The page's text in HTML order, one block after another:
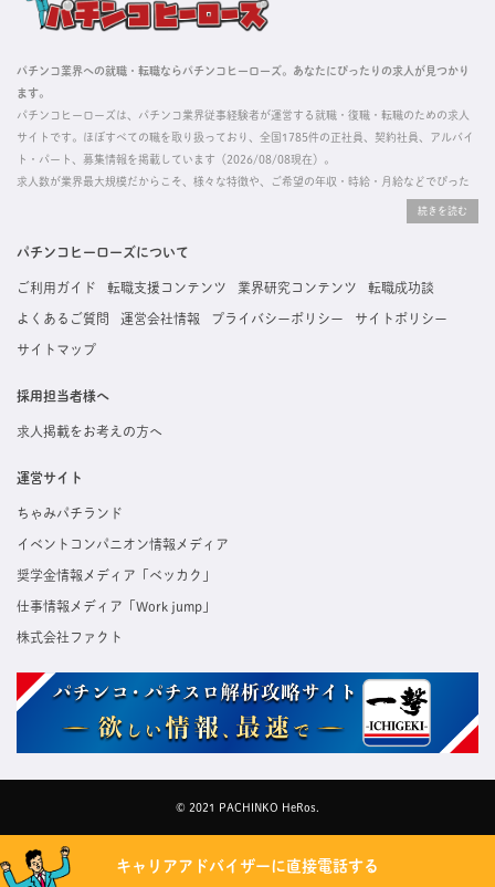
パチンコ業界への就職・転職ならパチンコヒーローズ。あなたにぴったりの求人が見つかり
ます。
パチンコヒーローズは、パチンコ業界従事経験者が運営する就職・復職・転職のための求人
サイトです。ほぼすべての職を取り扱っており、全国1785件の正社員、契約社員、アルバイ
ト・パート、募集情報を掲載しています（2026/08/08現在）。
求人数が業界最大規模だからこそ、様々な特徴や、ご希望の年収・時給・月給などでぴった
掲載している求人は、すべて契約法人様から寄せられた正規の求人情報です。応募いただい
た内容はすぐに直接事業所に届くためスムーズに転職・復職できます。
パチンコヒーローズについて
ご利用ガイド 転職支援コンテンツ 業界研究コンテンツ 転職成功談
よくあるご質問 運営会社情報 プライバシーポリシー サイトポリシー
サイトマップ
採用担当者様へ
求人掲載をお考えの方へ
運営サイト
ちゃみパチランド
イベントコンパニオン情報メディア
奨学金情報メディア「ベッカク」
仕事情報メディア「Work jump」
株式会社ファクト
© 2021 PACHINKO HeRos.
キャリアアドバイザーに直接電話する